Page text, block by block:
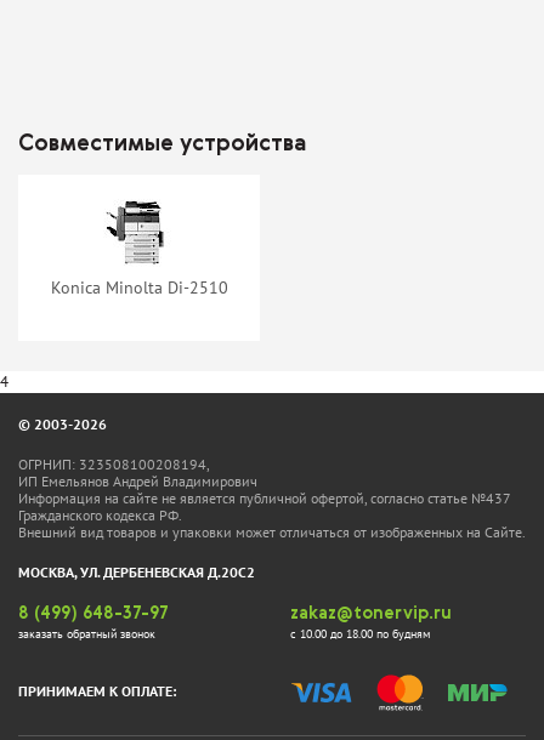
Совместимые устройства
Konica Minolta Di-2510
4
© 2003-2026
ОГРНИП: 323508100208194,
ИП Емельянов Андрей Владимирович
Информация на сайте не является публичной офертой, согласно статье №437
Гражданского кодекса РФ.
Внешний вид товаров и упаковки может отличаться от изображенных на Сайте.
МОСКВА, УЛ. ДЕРБЕНЕВСКАЯ Д.20С2
8 (499) 648-37-97
заказать обратный звонок
zakaz@tonervip.ru
с 10.00 до 18.00 по будням
ПРИНИМАЕМ К ОПЛАТЕ: